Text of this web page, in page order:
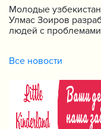
Молодые
Улмас Зоиров
людей с
Все новости